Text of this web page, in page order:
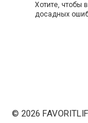
Хотите, чтобы
досадных
© 2026